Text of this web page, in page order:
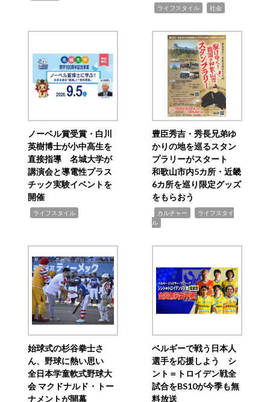
ライフスタイル 社会
ノーベル賞受賞・白川
英樹博士が小中高生を
直接指導 名城大学が
講演会と導電性プラス
チック実験イベントを
開催
ライフスタイル
豊臣秀吉・秀長兄弟ゆ
かりの地を巡るスタン
プラリーがスタート
和歌山市内5カ所・近畿
6カ所を巡り限定グッズ
をもらおう
カルチャー
ライフスタイ
ル
始球式の杉谷拳士さ
ん、野球に熱い思い
全日本学童軟式野球大
会 マクドナルド・トー
ナメントが開幕
ベルギーで戦う日本人
選手を応援しよう シ
ント＝トロイデン戦全
試合をBS10が今季も無
料放送